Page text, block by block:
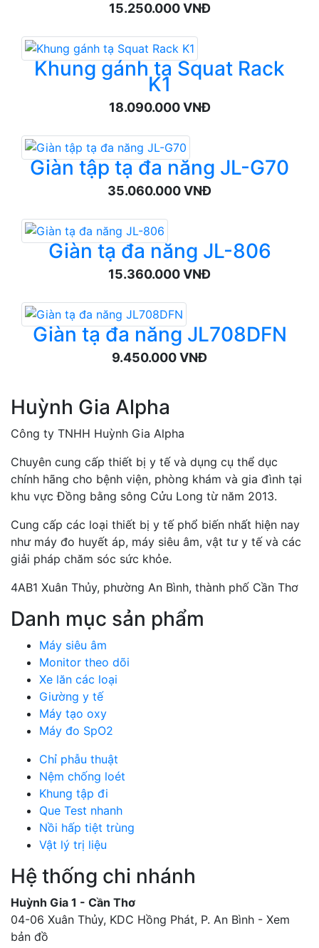
15.250.000 VNĐ
Khung gánh tạ Squat Rack
K1
18.090.000 VNĐ
Giàn tập tạ đa năng JL-G70
35.060.000 VNĐ
Giàn tạ đa năng JL-806
15.360.000 VNĐ
Giàn tạ đa năng JL708DFN
9.450.000 VNĐ
Huỳnh Gia Alpha
Công ty TNHH Huỳnh Gia Alpha
Chuyên cung cấp thiết bị y tế và dụng cụ thể dục
chính hãng cho bệnh viện, phòng khám và gia đình tại
khu vực Đồng bằng sông Cửu Long từ năm 2013.
Cung cấp các loại thiết bị y tế phổ biến nhất hiện nay
như máy đo huyết áp, máy siêu âm, vật tư y tế và các
giải pháp chăm sóc sức khỏe.
4AB1 Xuân Thủy, phường An Bình, thành phố Cần Thơ
Danh mục sản phẩm
Máy siêu âm
Monitor theo dõi
Xe lăn các loại
Giường y tế
Máy tạo oxy
Máy đo SpO2
Chỉ phẫu thuật
Nệm chống loét
Khung tập đi
Que Test nhanh
Nồi hấp tiệt trùng
Vật lý trị liệu
Hệ thống chi nhánh
Huỳnh Gia 1 - Cần Thơ
04-06 Xuân Thủy, KDC Hồng Phát, P. An Bình - Xem
bản đồ